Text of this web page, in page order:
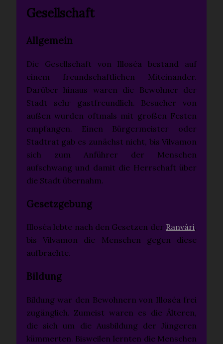
Gesellschaft
Allgemein
Die Gesellschaft von Illoséa bestand auf
einem freundschaftlichen Miteinander.
Darüber hinaus waren die Bewohner der
Stadt sehr gastfreundlich. Besucher von
außen wurden oftmals mit großen Festen
empfangen. Einen Bürgermeister oder
Stadtrat gab es zunächst nicht, bis Vilvamon
sich zum Anführer der Menschen
aufschwang und damit die Herrschaft über
die Stadt übernahm.
Gesetzgebung
Illoséa lebte nach den Gesetzen der Ranvári,
bis Vilvamon die Menschen gegen diese
aufbrachte.
Bildung
Bildung war den Bewohnern von Illoséa frei
zugänglich. Zumeist waren es die Älteren,
die sich um die Ausbildung der Jüngeren
kümmerten. Bisweilen lernten die Menschen